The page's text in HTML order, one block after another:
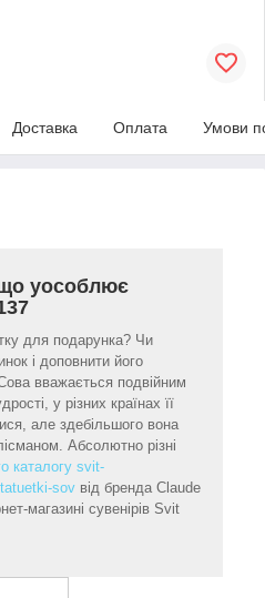
Доставка Оплата Умови
уособлює
для подарунка? Чи
і доповнити його
вважається подвійним
у різних країнах її
але здебільшого вона
Абсолютно різні
каталогу svit-
sov від бренда Claude
магазині сувенірів Svit